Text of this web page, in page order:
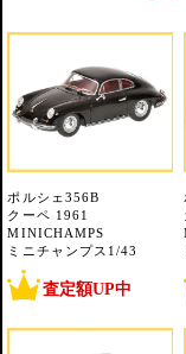
ポルシェ356B
クーペ 1961
MINICHAMPS
ミニチャンプス1/43
査定額UP中